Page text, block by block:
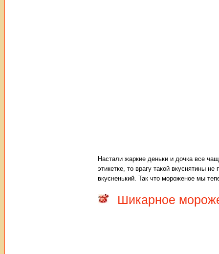
Настали жаркие деньки и дочка все
этикетке, то врагу такой вкуснятины
вкусненький. Так что мороженое мы
Шикарное